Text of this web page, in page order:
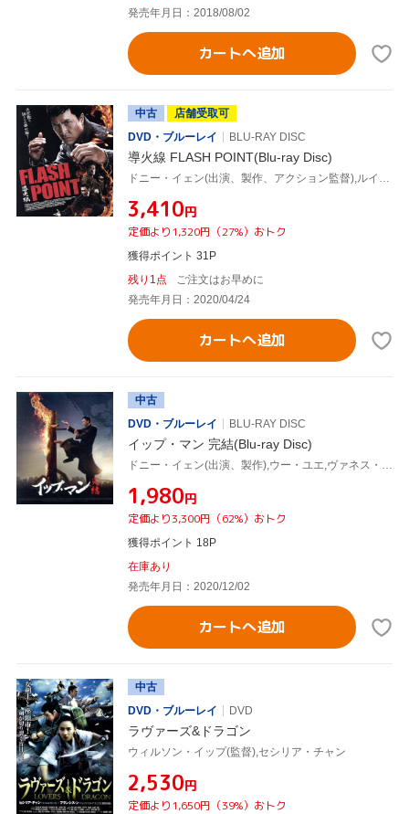
発売年月日：2018/08/02
カートへ追加
中古
店舗受取可
DVD・ブルーレイ
BLU-RAY DISC
導火線 FLASH POINT(Blu-ray Disc)
ドニー・イェン(出演、製作、アクション監督),ルイス・クー,コリン・チョウ[鄒兆龍],ウィルソン・イップ(監督),チャン・クォンウィン[陳光榮](音楽)
¥3,410円
定価より1,320円（27%）おトク
獲得ポイント 31P
残り1点
ご注文はお早めに
発売年月日：2020/04/24
カートへ追加
中古
DVD・ブルーレイ
BLU-RAY DISC
イップ・マン 完結(Blu-ray Disc)
ドニー・イェン(出演、製作),ウー・ユエ,ヴァネス・ウー,スコット・アドキンス,チャン・クォックワン,クリス・コリンズ,ウィルソン・イップ(監督、製作),川井憲次(音楽)
¥1,980円
定価より3,300円（62%）おトク
獲得ポイント 18P
在庫あり
発売年月日：2020/12/02
カートへ追加
中古
DVD・ブルーレイ
DVD
ラヴァーズ&ドラゴン
ウィルソン・イップ(監督),セシリア・チャン
¥2,530円
定価より1,650円（39%）おトク